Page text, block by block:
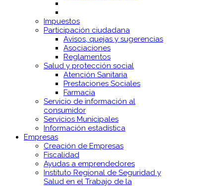
Impuestos
Participación ciudadana
Avisos, quejas y sugerencias
Asociaciones
Reglamentos
Salud y protección social
Atención Sanitaria
Prestaciones Sociales
Farmacia
Servicio de información al
consumidor
Servicios Municipales
Información estadística
Empresas
Creación de Empresas
Fiscalidad
Ayudas a emprendedores
Instituto Regional de Seguridad y
Salud en el Trabajo de la